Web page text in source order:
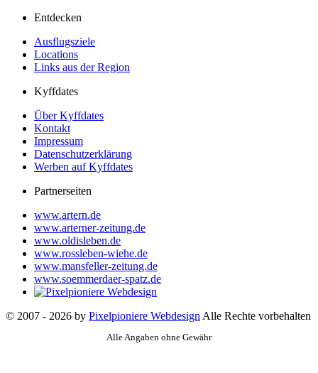
Entdecken
Ausflugsziele
Locations
Links aus der Region
Kyffdates
Über Kyffdates
Kontakt
Impressum
Datenschutzerklärung
Werben auf Kyffdates
Partnerseiten
www.artern.de
www.arterner-zeitung.de
www.oldisleben.de
www.rossleben-wiehe.de
www.mansfeller-zeitung.de
www.soemmerdaer-spatz.de
© 2007 - 2026 by Pixelpioniere Webdesign Alle Rechte vorbehalten
Alle Angaben ohne Gewähr